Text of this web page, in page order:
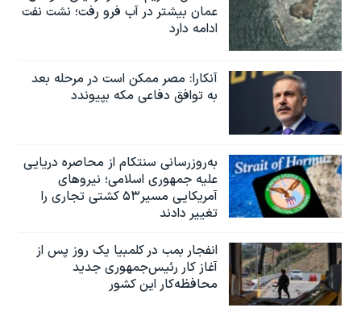
عمان بیشتر در آب فرو رفت؛ نشت نفت
ادامه دارد
آنکارا: مصر ممکن است در مرحله بعد
به توافق دفاعی مکه بپیوندد
به‌روزرسانی سنتکام از محاصره دریایی
علیه جمهوری اسلامی؛ نیروهای
آمریکایی مسیر۵۳ کشتی تجاری را
تغییر دادند
انفجار بمب‌‌ در کلمبیا یک روز پس از
آغاز کار رئیس‌جمهوری جدید
محافظه‌کار این کشور